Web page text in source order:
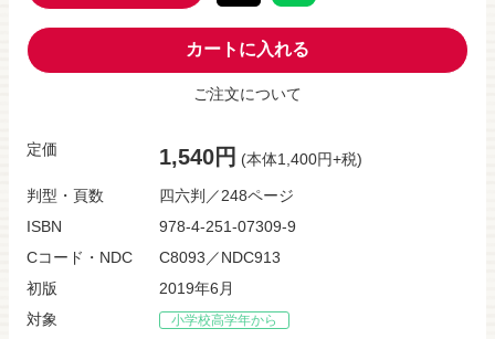
カートに入れる
ご注文について
定価 1,540円 (本体1,400円+税)
判型・頁数
四六判／248ページ
ISBN
978-4-251-07309-9
Cコード・NDC
C8093／NDC913
初版
2019年6月
対象
小学校高学年から